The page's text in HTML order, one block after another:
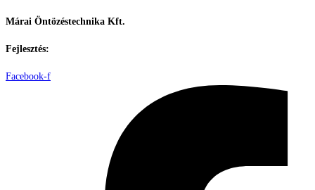
Márai Öntözéstechnika Kft.
Fejlesztés:
Facebook-f